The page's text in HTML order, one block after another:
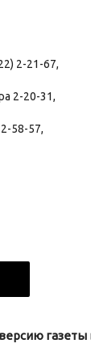
2-21-67,
2-20-31,
58-57,
газеты